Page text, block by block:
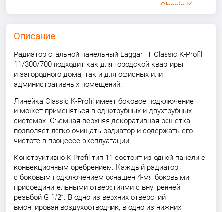
Описание
Радиатор стальной панельный LaggarTT Classic K-Profil
11/300/700 подходит как для городской квартиры
и загородного дома, так и для офисных или
административных помещений.
Линейка Classic K-Profil имеет боковое подключение
и может применяться в однотрубных и двухтрубных
системах. Съемная верхняя декоративная решетка
позволяет легко очищать радиатор и содержать его
чистоте в процессе эксплуатации.
Конструктивно K-Profil тип 11 состоит из одной панели с
конвекционным оребрением. Каждый радиатор
с боковым подключением оснащен 4-мя боковыми
присоединительными отверстиями с внутренней
резьбой G 1/2”. В одно из верхних отверстий
вмонтирован воздухоотводчик, в одно из нижних —